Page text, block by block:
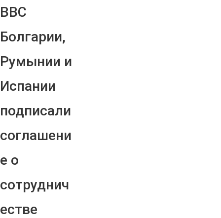
ВВС
Болгарии,
Румынии и
Испании
подписали
соглашени
е о
сотруднич
естве